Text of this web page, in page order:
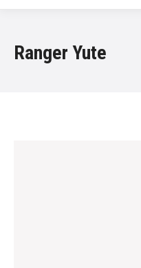
Ranger Yute